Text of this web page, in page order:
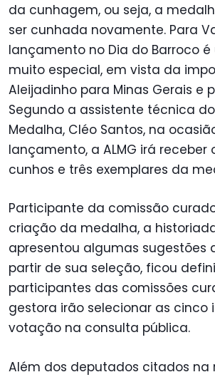
da cunhagem, ou seja, a
ser cunhada novamente. Para
lançamento no Dia do Barroco
muito especial, em vista da
Aleijadinho para Minas Gerais e
Segundo a assistente técnica
Medalha, Cléo Santos, na
lançamento, a ALMG irá receber
cunhos e três exemplares da
Participante da comissão
criação da medalha, a
apresentou algumas sugestões
partir de sua seleção, ficou
participantes das comissões
gestora irão selecionar as cinco
votação na consulta pública.
Além dos deputados citados na